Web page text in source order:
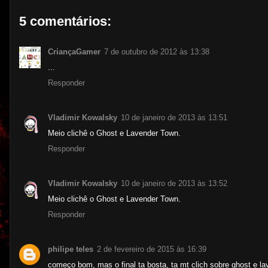
5 comentários:
CriançaGamer 7 de outubro de 2012 às 13:38
Responder
Vladimir Kowalsky 10 de janeiro de 2013 às 13:51
Meio clichê o Ghost e Lavender Town.
Responder
Vladimir Kowalsky 10 de janeiro de 2013 às 13:52
Meio clichê o Ghost e Lavender Town.
Responder
philipe teles 2 de fevereiro de 2015 às 16:39
começo bom, mas o final ta bosta, ta mt clich sobre ghost e